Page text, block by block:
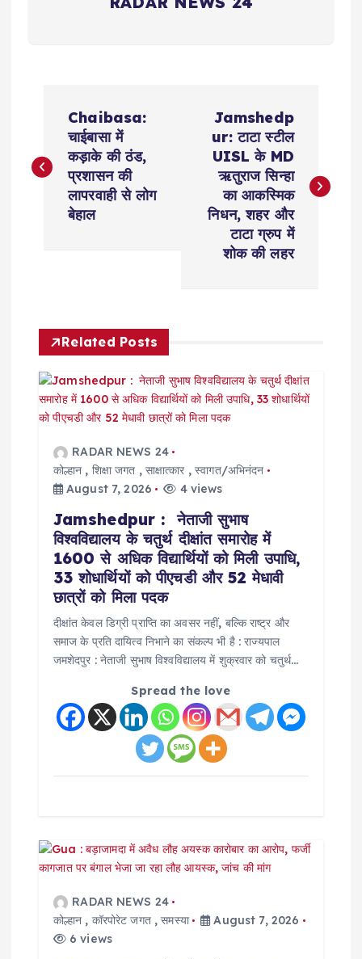
s
v
g
Chaibasa:
चाईबासा में
कड़ाके की ठंड,
प्रशासन की
लापरवाही से लोग
बेहाल
Jamshedp
ur: टाटा स्टील
UISL के MD
ऋतुराज सिन्हा
का आकस्मिक
निधन, शहर और
टाटा ग्रुप में
शोक की लहर
Related Posts
RADAR NEWS 24
कोल्हान , शिक्षा जगत , साक्षात्कार ,स्वागत/अभिनंदन
August 7, 2026
4 views
Jamshedpur : नेताजी सुभाष
विश्वविद्यालय के चतुर्थ दीक्षांत समारोह में
1600 से अधिक विद्यार्थियों को मिली उपाधि,
33 शोधार्थियों को पीएचडी और 52 मेधावी
छात्रों को मिला पदक
दीक्षांत केवल डिग्री प्राप्ति का अवसर नहीं, बल्कि राष्ट्र और
समाज के प्रति दायित्व निभाने का संकल्प भी है : राज्यपाल
जमशेदपुर : नेताजी सुभाष विश्वविद्यालय में शुक्रवार को चतुर्थ…
Spread the love
RADAR NEWS 24
कोल्हान , कॉरपोरेट जगत,समस्या
August 7, 2026
6 views